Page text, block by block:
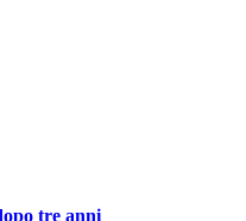
tre anni